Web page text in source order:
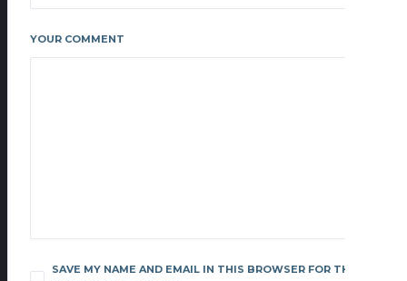
YOUR COMMENT
SAVE MY NAME AND EMAIL IN THIS BROWSER FOR THE